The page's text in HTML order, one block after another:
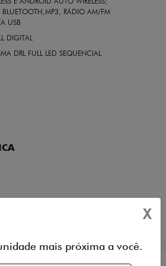
RÁDIO AM/FM
USB
DIGITAL
DRL FULL LED SEQUENCIAL
X
mais próxima a você.